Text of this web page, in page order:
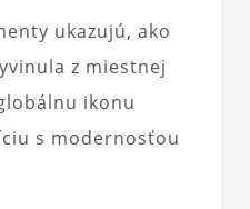
ukazujú, ako
z miestnej
ikonu
s modernosťou